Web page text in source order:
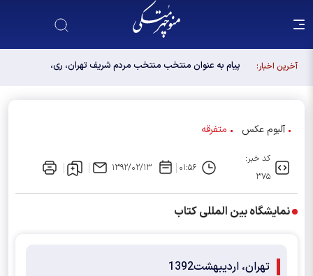
آخرین اخبار:
پیام به عنوان منتخب منتخب مردم شریف تهران، ری،
آلبوم عکس متفرقه
کد خبر:
۳۷۵
۰۱:۵۶ ۱۳۹۲/۰۲/۱۳
نمایشگاه بین المللی کتاب
تهران، اردیبهشت1392